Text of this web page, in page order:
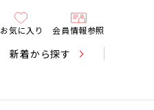
お気に入り 会員情報参照
新着から探す